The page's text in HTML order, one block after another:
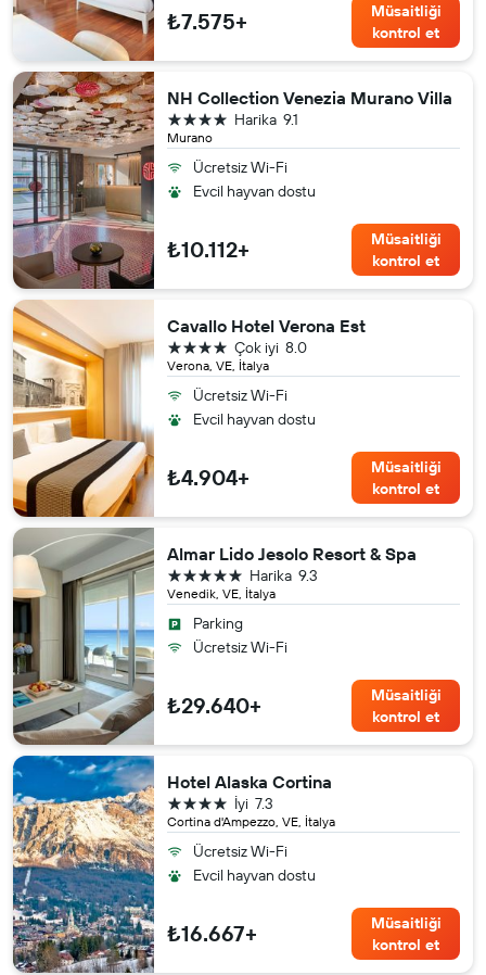
₺7.575+
Müsaitliği
kontrol et
NH Collection Venezia Murano Villa
Murano
9.1
Harika
4 yıldız
Ücretsiz Wi-Fi
Evcil hayvan dostu
₺10.112+
Müsaitliği
kontrol et
Cavallo Hotel Verona Est
Verona, VE, İtalya
8.0
Çok iyi
4 yıldız
Ücretsiz Wi-Fi
Evcil hayvan dostu
₺4.904+
Müsaitliği
kontrol et
Almar Lido Jesolo Resort & Spa
Venedik, VE, İtalya
9.3
Harika
5 yıldız
Parking
Ücretsiz Wi-Fi
₺29.640+
Müsaitliği
kontrol et
Hotel Alaska Cortina
Cortina d'Ampezzo, VE, İtalya
7.3
İyi
4 yıldız
Ücretsiz Wi-Fi
Evcil hayvan dostu
₺16.667+
Müsaitliği
kontrol et